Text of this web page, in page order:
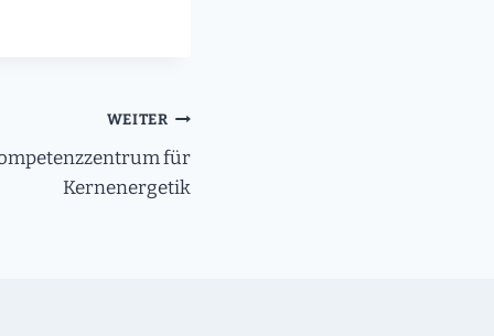
WEITER
für
Kernenergetik